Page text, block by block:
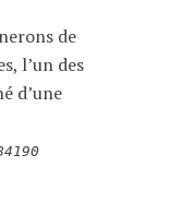
de
l’un des
d’une